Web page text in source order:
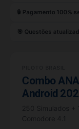
🔒 Pagamento 100%
🎯 Questões
Combo
Android